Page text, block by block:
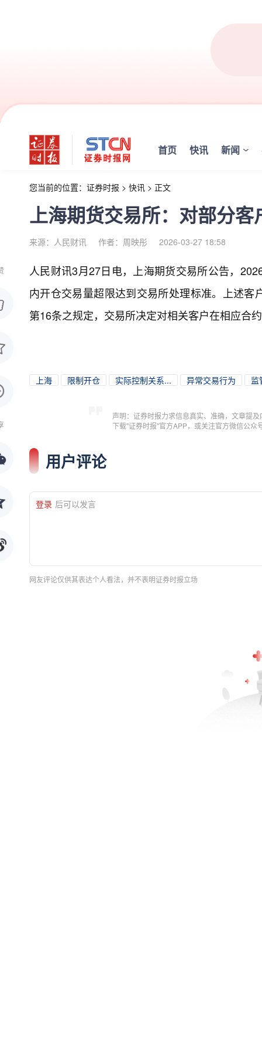
首页 快讯 新闻
您当前的位置： 证券时报 > 快讯 > 正文
上海期货交易所：对部分
来源：人民财讯 作者：周映彤 2026-03-27 18:58
人民财讯3月27日电，
上海期货交易所公告，
内开仓交易量超限达到交易所处理标准。上述
第16条之规定，交易所决定对相关客户在相应合
上海 限制开仓 实际控制关系... 异常交易行为 监
声明：证券时报力求信息真实、准确，文章提
下载"证券时报"官方APP，或关注官方微信公
用户评论
登录 后可以发言
网友评论仅供其表达个人看法，并不表明证券时报立场